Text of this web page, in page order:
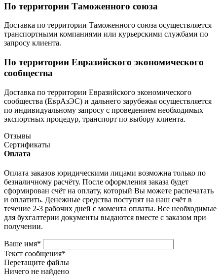
По территории Таможенного союза
Доставка по территории Таможенного союза осуществляется
транспортными компаниями или курьерскими службами по
запросу клиента.
По территории Евразийского экономического
сообщества
Доставка по территории Евразийского экономического
сообщества (ЕврАзЭС) и дальнего зарубежья осуществляется
по индивидуальному запросу с проведением необходимых
экспортных процедур, транспорт по выбору клиента.
Отзывы
Сертификаты
Оплата
Оплата заказов юридическими лицами возможна только по
безналичному расчёту. После оформления заказа будет
сформирован счёт на оплату, который Вы можете распечатать
и оплатить. Денежные средства поступят на наш счёт в
течение 2-3 рабочих дней с момента оплаты. Все необходимые
для бухгалтерии документы выдаются вместе с заказом при
получении.
Ваше имя*
Текст сообщения*
Перетащите файлы
Ничего не найдено